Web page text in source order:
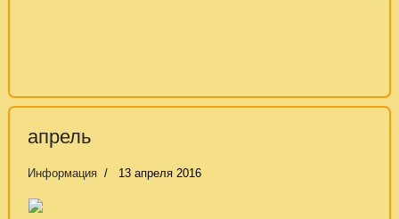
апрель
Информация 13 апреля 2016